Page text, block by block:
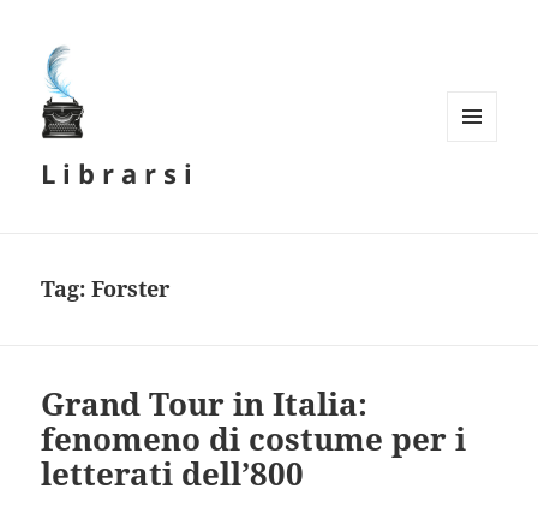
L i b r a r s i
Tag:Forster
Grand Tour in Italia:
fenomeno di costume per i
letterati dell’800